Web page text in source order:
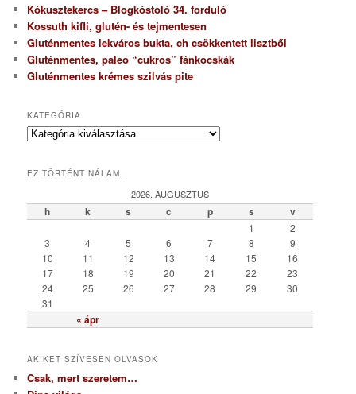
Kókusztekercs – Blogkóstoló 34. forduló
Kossuth kifli, glutén- és tejmentesen
Gluténmentes lekváros bukta, ch csökkentett lisztből
Gluténmentes, paleo “cukros” fánkocskák
Gluténmentes krémes szilvás pite
KATEGÓRIA
K
e
ó
r
EZ TÖRTÉNT NÁLAM…
2026. AUGUSZTUS
h k s c p s v
« ápr
1
2
3
4 5 6 7 8
9
10
11 12 13 14 15
16
17
18 19 20 21 22
23
24
25 26 27 28 29
30
31
AKIKET SZÍVESEN OLVASOK
Csak, mert szeretem…